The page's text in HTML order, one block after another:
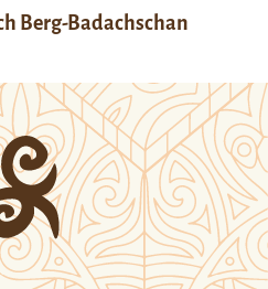
Berg-Badachschan